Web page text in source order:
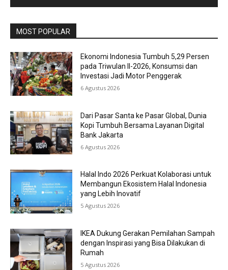
MOST POPULAR
Ekonomi Indonesia Tumbuh 5,29 Persen
pada Triwulan II-2026, Konsumsi dan
Investasi Jadi Motor Penggerak
6 Agustus 2026
Dari Pasar Santa ke Pasar Global, Dunia
Kopi Tumbuh Bersama Layanan Digital
Bank Jakarta
6 Agustus 2026
Halal Indo 2026 Perkuat Kolaborasi untuk
Membangun Ekosistem Halal Indonesia
yang Lebih Inovatif
5 Agustus 2026
IKEA Dukung Gerakan Pemilahan Sampah
dengan Inspirasi yang Bisa Dilakukan di
Rumah
5 Agustus 2026